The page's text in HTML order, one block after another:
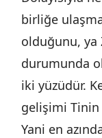
birliğe
olduğunu, ya
durumunda
iki yüzüdür.
gelişimi
Yani en